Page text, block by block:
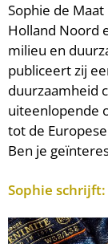
Sophie de
Holland Noord
milieu en
publiceert zij
duurzaamheid
uiteenlopende
tot de
Ben je
Sophie schrijft: